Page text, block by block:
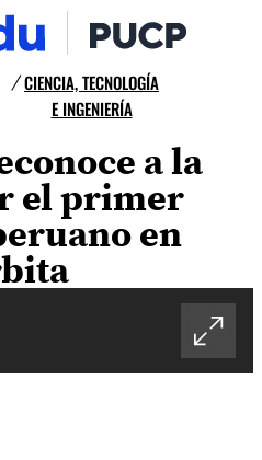
/CIENCIA, TECNOLOGÍA
E INGENIERÍA
a la
el primer
en